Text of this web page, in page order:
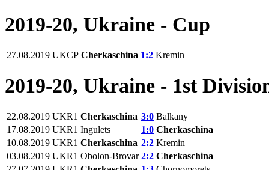
2019-20, Ukraine - Cup
27.08.2019 UKCP Cherkaschina 1:2 Kremin
2019-20, Ukraine - 1st
22.08.2019 UKR1 Cherkaschina 3:0 Balkany
17.08.2019 UKR1 Ingulets 1:0 Cherkaschina
10.08.2019 UKR1 Cherkaschina 2:2 Kremin
03.08.2019 UKR1 Obolon-Brovar 2:2 Cherkaschina